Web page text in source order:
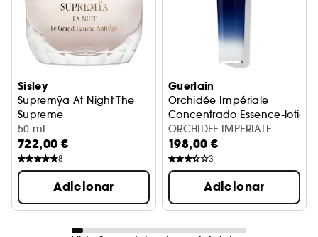
Sisley
Supremÿa At Night The
Supreme
50 mL
722,00 €
8
Adicionar
Guerlain
Orchidée Impériale
Concentrado Essence-lotion
ORCHIDEE IMPERIALE
LOTION RICHE
198,00 €
3
Adicionar